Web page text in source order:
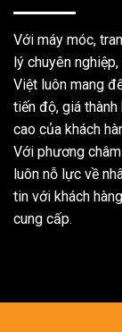
Với máy móc,
lý chuyên
Việt luôn mang
tiến độ, giá
cao của khách
Với phương
luôn nỗ lực về
tin với khách
cung cấp.